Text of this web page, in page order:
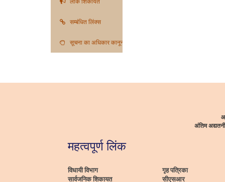
सम्बंधित लिंक्स
सूचना का अधिकार कानून
अंतिम
महत्वपूर्ण लिंक
विधायी विभाग
सार्वजनिक शिकायत
गृह पत्रिका
सीएसआर